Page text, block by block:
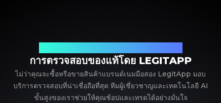
การตรวจสอบของแท้โดย LEGITAPP
ไม่ว่าคุณจะซื้อหรือขายสินค้าแบรนด์เนมมือสอง LegitApp มอบ
บริการตรวจสอบที่น่าเชื่อถือที่สุด ทีมผู้เชี่ยวชาญและเทคโนโลยี AI
ขั้นสูงของเราช่วยให้คุณช้อปและเทรดได้อย่างมั่นใจ